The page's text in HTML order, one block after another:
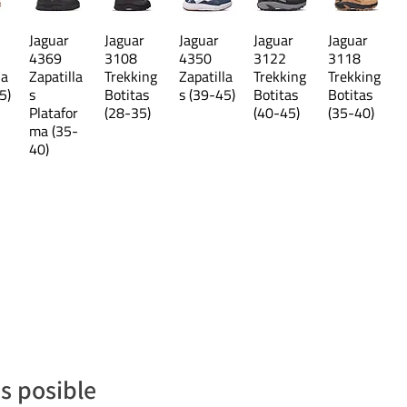
20,7 cm
21,5 cm
pueden presentar diferencias.
Jaguar
4369
Zapatilla
s
Platafor
ma (35-
40)
Jaguar
3108
Trekking
Botitas
(28-35)
Jaguar
4350
Zapatilla
s (39-45)
Jaguar
3122
Trekking
Botitas
(40-45)
Jaguar
3118
Trekking
Botitas
(35-40)
posible